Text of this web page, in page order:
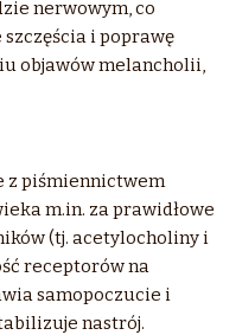
nerwowym, co
i poprawę
objawów melancholii,
z piśmiennictwem
m.in. za prawidłowe
(tj. acetylocholiny i
receptorów na
samopoczucie i
nastrój.